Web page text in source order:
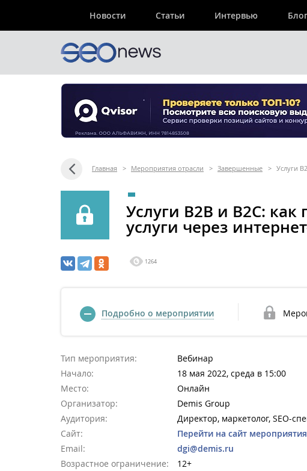
Новости Статьи Интервью
Главная > Мероприятия отрасли > Завершенные > Услуги
Услуги В2В и В2С: как
услуги через
1264
Подробно о мероприятии
Тип мероприятия:
Вебинар
Начало:
18 мая 2022, среда в 15:00
Место:
Онлайн
Организатор:
Demis Group
Аудитория:
Директор, маркетолог, SEO-
Сайт:
Перейти на сайт мероприятия
Email:
dgi@demis.ru
Возрастное ограничение:
12+